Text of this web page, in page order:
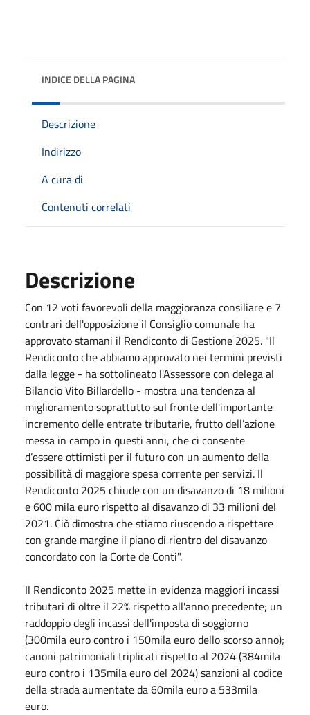
INDICE DELLA PAGINA
Descrizione
Indirizzo
A cura di
Contenuti correlati
Descrizione
Con 12 voti favorevoli della maggioranza consiliare e 7
contrari dell'opposizione il Consiglio comunale ha
approvato stamani il Rendiconto di Gestione 2025. "Il
Rendiconto che abbiamo approvato nei termini previsti
dalla legge - ha sottolineato l'Assessore con delega al
Bilancio Vito Billardello - mostra una tendenza al
miglioramento soprattutto sul fronte dell'importante
incremento delle entrate tributarie, frutto dell’azione
messa in campo in questi anni, che ci consente
d’essere ottimisti per il futuro con un aumento della
possibilità di maggiore spesa corrente per servizi. Il
Rendiconto 2025 chiude con un disavanzo di 18 milioni
e 600 mila euro rispetto al disavanzo di 33 milioni del
2021. Ciò dimostra che stiamo riuscendo a rispettare
con grande margine il piano di rientro del disavanzo
concordato con la Corte de Conti".
Il Rendiconto 2025 mette in evidenza maggiori incassi
tributari di oltre il 22% rispetto all'anno precedente; un
raddoppio degli incassi dell'imposta di soggiorno
(300mila euro contro i 150mila euro dello scorso anno);
canoni patrimoniali triplicati rispetto al 2024 (384mila
euro contro i 135mila euro del 2024) sanzioni al codice
della strada aumentate da 60mila euro a 533mila
euro.